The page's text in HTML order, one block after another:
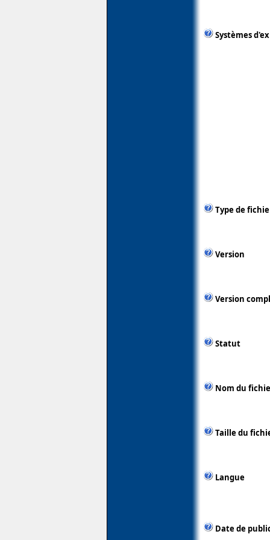
Systèmes
Type de
Version
Version
Statut
Nom du
Taille du
Langue
Date de